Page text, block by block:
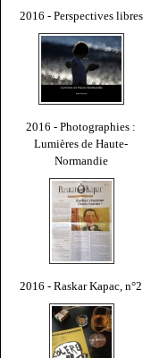
2016 - Perspectives libres
2016 - Photographies :
Lumières de Haute-
Normandie
2016 - Raskar Kapac, n°2